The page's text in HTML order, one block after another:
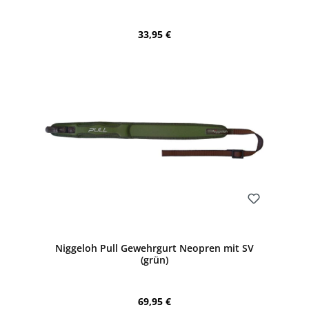
Regulärer Preis:
33,95 €
Niggeloh Pull Gewehrgurt Neopren mit SV
(grün)
Regulärer Preis:
69,95 €